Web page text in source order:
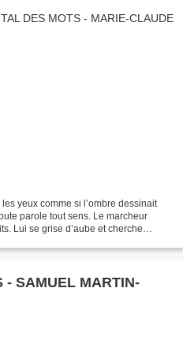
yeux comme si l’ombre dessinait
parole tout sens. Le marcheur
Lui se grise d’aube et cherche
- SAMUEL MARTIN-